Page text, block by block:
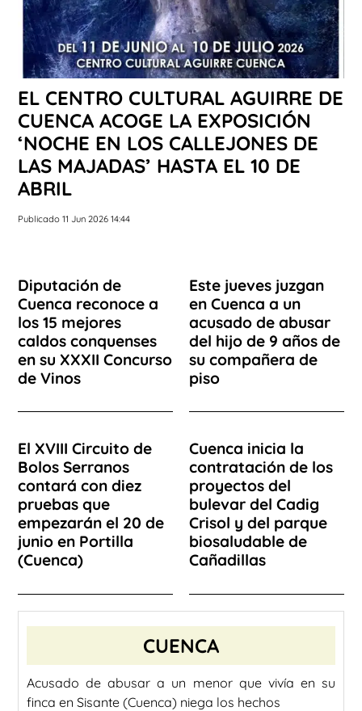
EL CENTRO CULTURAL AGUIRRE DE
CUENCA ACOGE LA EXPOSICIÓN
‘NOCHE EN LOS CALLEJONES DE
LAS MAJADAS’ HASTA EL 10 DE
ABRIL
Publicado 11 Jun 2026 14:44
Diputación de
Cuenca reconoce a
los 15 mejores
caldos conquenses
en su XXXII Concurso
de Vinos
Este jueves juzgan
en Cuenca a un
acusado de abusar
del hijo de 9 años de
su compañera de
piso
El XVIII Circuito de
Bolos Serranos
contará con diez
pruebas que
empezarán el 20 de
junio en Portilla
(Cuenca)
Cuenca inicia la
contratación de los
proyectos del
bulevar del Cadig
Crisol y del parque
biosaludable de
Cañadillas
CUENCA
Acusado de abusar a un menor que vivía en su
finca en Sisante (Cuenca) niega los hechos